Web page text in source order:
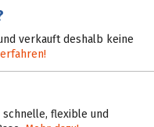
verkauft deshalb keine
flexible und